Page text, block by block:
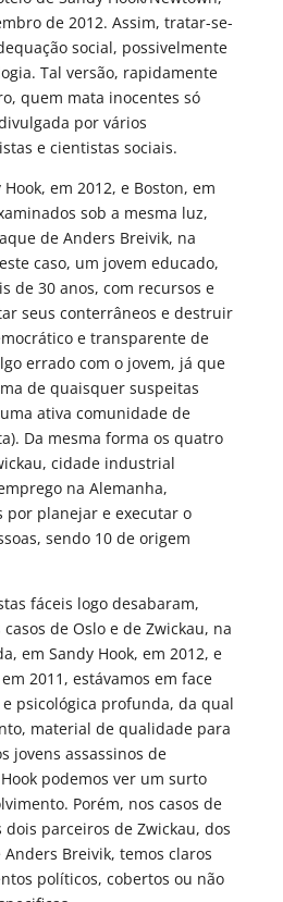
de 2012. Assim, tratar-se-
social, possivelmente
Tal versão, rapidamente
quem mata inocentes só
por vários
e cientistas sociais.
em 2012, e Boston, em
sob a mesma luz,
de Anders Breivik, na
caso, um jovem educado,
de 30 anos, com recursos e
seus conterrâneos e destruir
e transparente de
errado com o jovem, já que
de quaisquer suspeitas
ativa comunidade de
Da mesma forma os quatro
cidade industrial
na Alemanha,
por planejar e executar o
sendo 10 de origem
fáceis logo desabaram,
de Oslo e de Zwickau, na
em Sandy Hook, em 2012, e
2011, estávamos em face
psicológica profunda, da qual
material de qualidade para
jovens assassinos de
podemos ver um surto
Porém, nos casos de
dois parceiros de Zwickau, dos
Breivik, temos claros
políticos, cobertos ou não